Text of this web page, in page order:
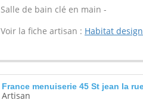
Salle de bain clé en main -
Voir la fiche artisan : Habitat design
France menuiserie 45 St jean la
Artisan